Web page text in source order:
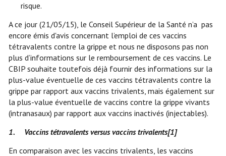
risque.
A ce jour (21/05/15), le Conseil Supérieur de la Santé n’a pas
encore émis d'avis concernant l’emploi de ces vaccins
tétravalents contre la grippe et nous ne disposons pas non
plus d’informations sur le remboursement de ces vaccins. Le
CBIP souhaite toutefois déjà fournir des informations sur la
plus-value éventuelle de ces vaccins tétravalents contre la
grippe par rapport aux vaccins trivalents, mais également sur
la plus-value éventuelle de vaccins contre la grippe vivants
(intranasaux) par rapport aux vaccins inactivés (injectables).
1. Vaccins tétravalents versus vaccins trivalents[1]
En comparaison avec les vaccins trivalents, les vaccins